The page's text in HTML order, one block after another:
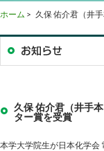
ホーム > 久保 佑介君（井
久保 佑介君（井手
ター賞を受賞
本学大学院生が日本化学会